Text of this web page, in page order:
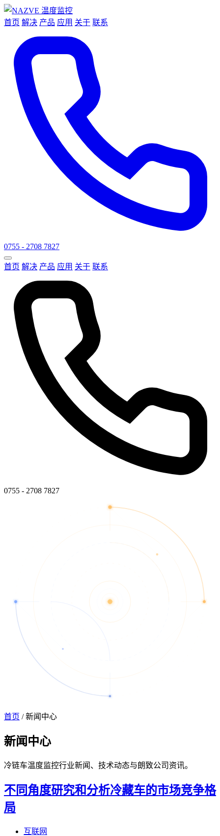
首页 解决 产品 应用 关于 联系
0755 - 2708 7827
首页 解决 产品 应用 关于 联系
0755 - 2708 7827
首页 / 新闻中心
新闻 中心
冷链车温度监控行业新闻、技术动态与朗致公司资讯。
不同角度研究和分析冷藏车的市场竞争格
局
互联网